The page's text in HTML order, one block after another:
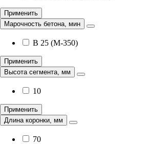
Применить
Марочность бетона, мин
B 25 (М-350)
Применить
Высота сегмента, мм
10
Применить
Длина коронки, мм
70